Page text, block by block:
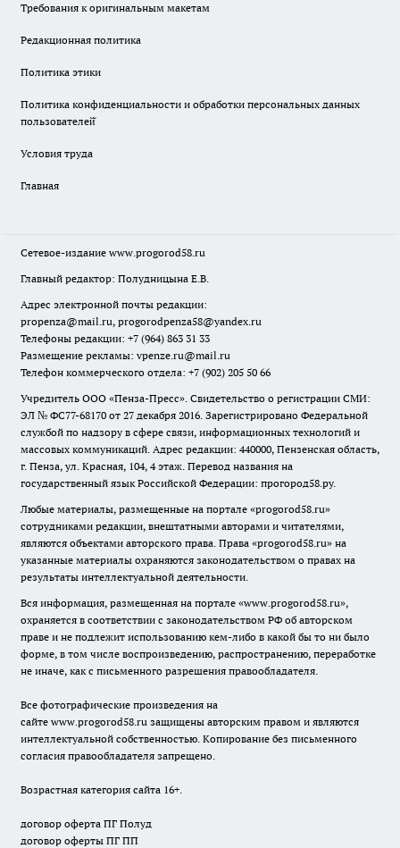
Требования к оригинальным макетам
Редакционная политика
Политика этики
Политика конфиденциальности и обработки персональных данных
пользователей̆
Условия труда
Главная
Сетевое-издание www.progorod58.ru
Главный редактор: Полудницына Е.В.
Адрес электронной почты редакции:
propenza@mail.ru, progorodpenza58@yandex.ru
Телефоны редакции: +7 (964) 863 31 33
Размещение рекламы: vpenze.ru@mail.ru
Телефон коммерческого отдела: +7 (902) 205 50 66
Учредитель ООО «Пенза-Пресс». Свидетельство о регистрации СМИ:
ЭЛ № ФС77-68170 от 27 декабря 2016. Зарегистрировано Федеральной
службой по надзору в сфере связи, информационных технологий и
массовых коммуникаций. Адрес редакции: 440000, Пензенская область,
г. Пенза, ул. Красная, 104, 4 этаж. Перевод названия на
государственный язык Российской Федерации: прогород58.ру.
Любые материалы, размещенные на портале «progorod58.ru»
сотрудниками редакции, внештатными авторами и читателями,
являются объектами авторского права. Права «progorod58.ru» на
указанные материалы охраняются законодательством о правах на
результаты интеллектуальной деятельности.
Вся информация, размещенная на портале «www.progorod58.ru»,
охраняется в соответствии с законодательством РФ об авторском
праве и не подлежит использованию кем-либо в какой бы то ни было
форме, в том числе воспроизведению, распространению, переработке
не иначе, как с письменного разрешения правообладателя.
Все фотографические произведения на
сайте www.progorod58.ru защищены авторским правом и являются
интеллектуальной собственностью. Копирование без письменного
согласия правообладателя запрещено.
Возрастная категория сайта 16+.
договор оферта ПГ Полуд
договор оферты ПГ ПП